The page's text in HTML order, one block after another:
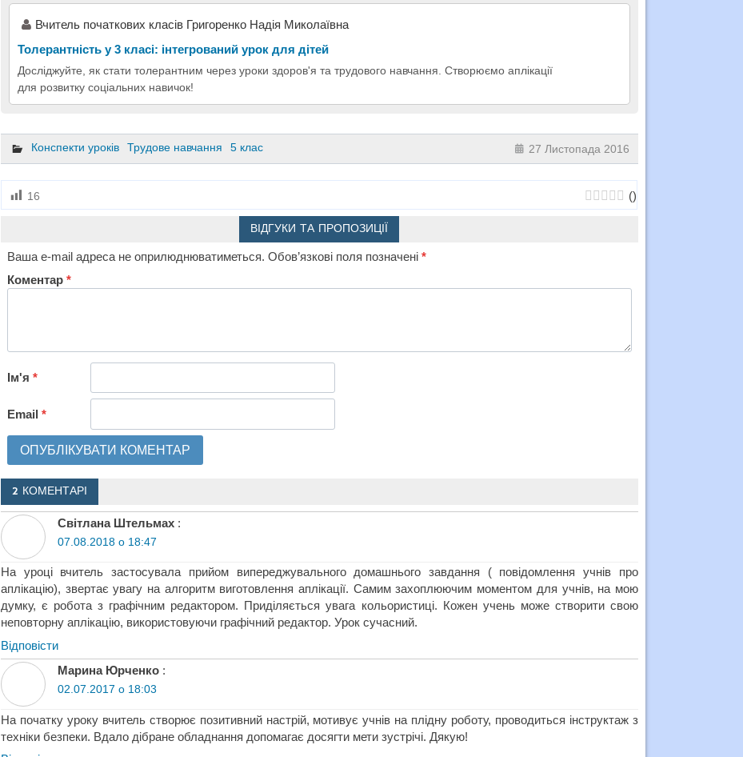
Вчитель початкових класів Григоренко Надія Миколаївна
Толерантність у 3 класі: інтегрований урок для дітей
Досліджуйте, як стати толерантним через уроки здоров'я та трудового навчання. Створюємо аплікації
для розвитку соціальних навичок!
Конспекти уроків Трудове навчання 5 клас 27 Листопада 2016
16 ()
ВІДГУКИ ТА ПРОПОЗИЦІЇ
Ваша e-mail адреса не оприлюднюватиметься. Обов’язкові поля позначені *
Коментар *
Ім'я *
Email *
2 КОМЕНТАРІ
Світлана Штельмах :
07.08.2018 о 18:47
На уроці вчитель застосувала прийом випереджувального домашнього завдання ( повідомлення учнів про
аплікацію), звертає увагу на алгоритм виготовлення аплікації. Самим захоплюючим моментом для учнів, на мою
думку, є робота з графічним редактором. Приділяється увага кольористиці. Кожен учень може створити свою
неповторну аплікацію, використовуючи графічний редактор. Урок сучасний.
Відповіcти
Марина Юрченко :
02.07.2017 о 18:03
На початку уроку вчитель створює позитивний настрій, мотивує учнів на плідну роботу, проводиться інструктаж з
техніки безпеки. Вдало дібране обладнання допомагає досягти мети зустрічі. Дякую!